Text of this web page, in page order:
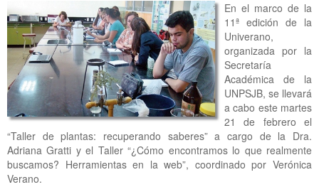
En el marco de la
11ª edición de la
Univerano,
organizada por la
Secretaría
Académica de la
UNPSJB, se llevará
a cabo este martes
21 de febrero el
“Taller de plantas: recuperando saberes” a cargo de la Dra.
Adriana Gratti y el Taller “¿Cómo encontramos lo que realmente
buscamos? Herramientas en la web”, coordinado por Verónica
Verano.